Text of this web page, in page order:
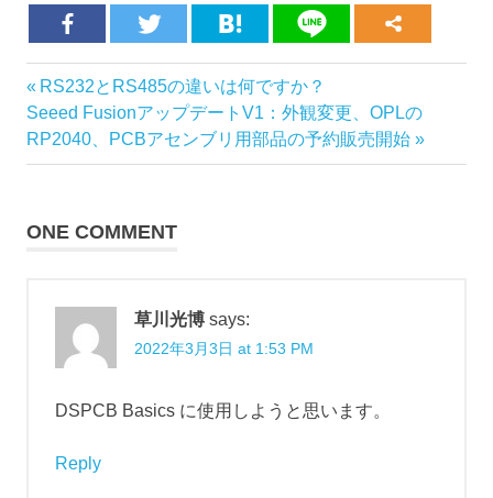
IoT
LoRa-
and
Post
navigation
Previous
Post:
RS232とRS485の違いは何ですか？
Next
Post:
Seeed FusionアップデートV1：外観変更、OPLの
RP2040、PCBアセンブリ用部品の予約販売開始
ONE COMMENT
草川光博 says:
2022年3月3日 at 1:53 PM
DSPCB Basics に使用しようと思います。
Reply